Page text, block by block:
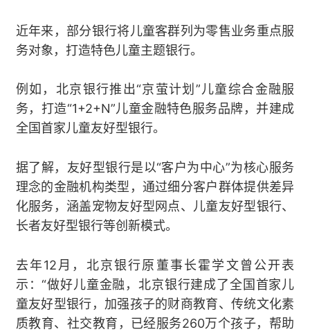
近年来，部分银行将儿童客群列为零售业务重点服
务对象，打造特色儿童主题银行。
例如，北京银行推出“京萤计划”儿童综合金融服
务，打造“1+2+N”儿童金融特色服务品牌，并建成
全国首家儿童友好型银行。
据了解，友好型银行是以“客户为中心”为核心服务
理念的金融机构类型，通过细分客户群体提供差异
化服务，涵盖宠物友好型网点、儿童友好型银行、
长者友好型银行等创新模式。
去年12月，北京银行原董事长霍学文曾公开表
示：“做好儿童金融，北京银行建成了全国首家儿
童友好型银行，加强孩子的财商教育、传统文化素
质教育、社交教育，已经服务260万个孩子，帮助